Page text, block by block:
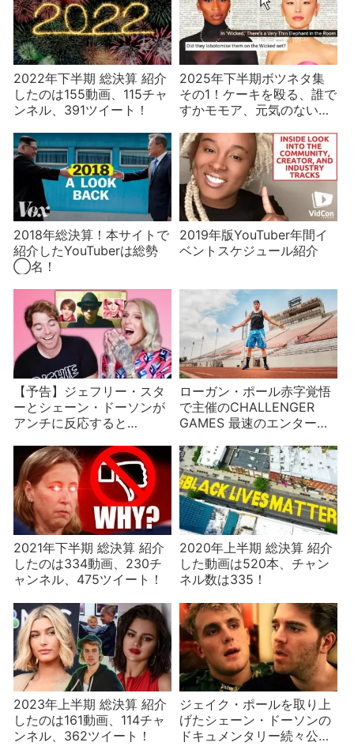
2022年下半期 総決算 紹介
したのは155動画、115チャ
ンネル、391ツイート！
2025年下半期ボツネタ集
その1！ケーキを殴る、誰で
すかモモア、元気のない人
再びなど
2018年総決算！本サイトで
紹介したYouTuberは総勢
◯名！
2019年版YouTuber年間イ
ベントスケジュール紹介
【予告】ジェフリー・スタ
ーとシェーン・ドーソンが
アンチに反応すると…
ローガン・ポール赤字覚悟
で主催のCHALLENGER
GAMES 最速のエンターテ
2021年下半期 総決算 紹介
したのは334動画、230チ
ャンネル、475ツイート！
2020年上半期 総決算 紹介
した動画は520本、チャン
ネル数は335！
2023年上半期 総決算 紹介
したのは161動画、114チャ
ンネル、362ツイート！
ジェイク・ポールを取り上
げたシェーン・ドーソンの
ドキュメンタリー続々公